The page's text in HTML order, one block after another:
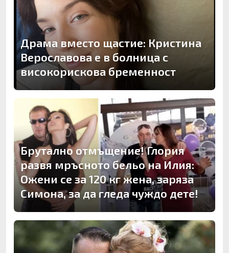
Драма вместо щастие: Кристина
Верославова е в болница с
високорискова бременност
Брутално отмъщение! Глория
развя мръсното бельо на Илия:
Ожени се за 120 кг жена, заряза
Симона, за да гледа чуждо дете!